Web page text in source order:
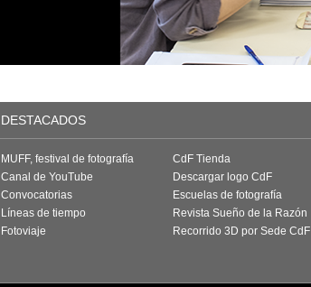
DESTACADOS
MUFF, festival de fotografía
Canal de YouTube
Convocatorias
Líneas de tiempo
Fotoviaje
CdF Tienda
Descargar logo CdF
Escuelas de fotografía
Revista Sueño de la Razón
Recorrido 3D por Sede CdF